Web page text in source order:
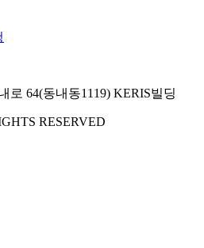
로 64(동내동1119) KERIS빌딩
RESERVED